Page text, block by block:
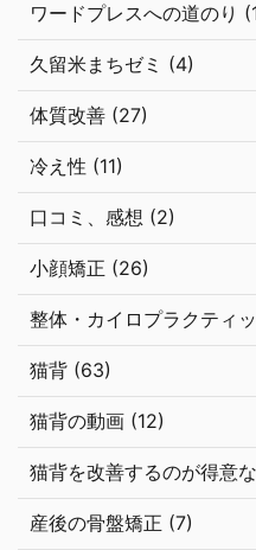
ワードプレスへの道のり
久留米まちゼミ (4)
体質改善 (27)
冷え性 (11)
口コミ、感想 (2)
小顔矯正 (26)
整体・カイロプラクティ
猫背 (63)
猫背の動画 (12)
猫背を改善するのが得意
産後の骨盤矯正 (7)